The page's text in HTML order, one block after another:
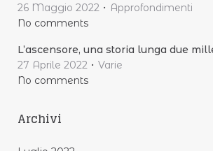
26 Maggio 2022
Approfondimenti
No comments
L’ascensore, una storia lunga due
27 Aprile 2022
Varie
No comments
Archivi